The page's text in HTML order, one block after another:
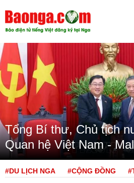
Tổng Bí thư, Chủ tịch
Quan hệ Việt Nam -
#DU LỊCH NGA #CỘNG ĐỒNG